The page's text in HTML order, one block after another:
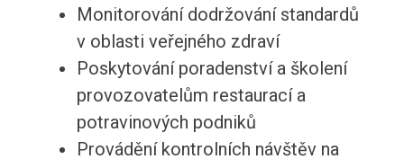
Monitorování dodržování standardů
v oblasti veřejného zdraví
Poskytování poradenství a školení
provozovatelům restaurací a
potravinových podniků
Provádění kontrolních návštěv na